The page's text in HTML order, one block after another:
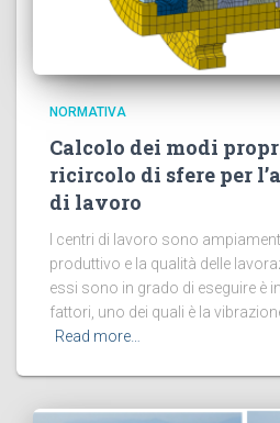
NORMATIVA
Calcolo dei modi
ricircolo di sfere per
di lavoro
I centri di lavoro sono
produttivo e la qualità delle
essi sono in grado di eseguire è
fattori, uno dei quali è la
Read more…